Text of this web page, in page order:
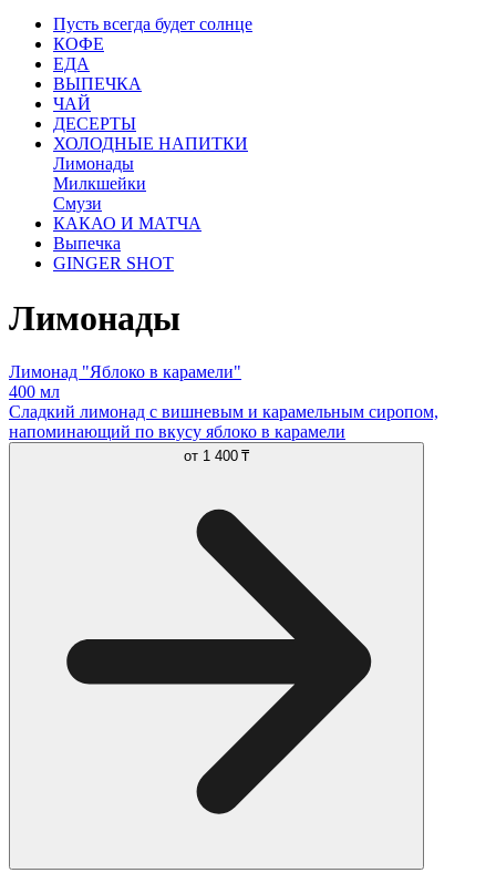
Пусть всегда будет солнце
КОФЕ
ЕДА
ВЫПЕЧКА
ЧАЙ
ДЕСЕРТЫ
ХОЛОДНЫЕ НАПИТКИ
Лимонады
Милкшейки
Смузи
КАКАО И МАТЧА
Выпечка
GINGER SHOT
Лимонады
Лимонад "Яблоко в карамели"
400 мл
Сладкий лимонад с вишневым и карамельным сиропом,
напоминающий по вкусу яблоко в карамели
от 1 400 ₸